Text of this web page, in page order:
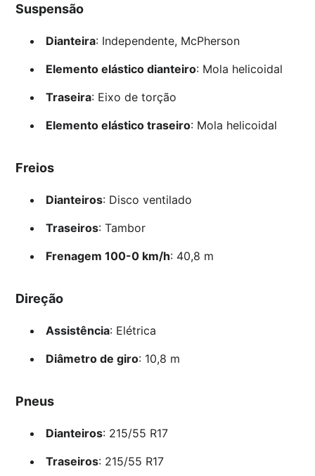
Suspensão
Dianteira: Independente, McPherson
Elemento elástico dianteiro: Mola helicoidal
Traseira: Eixo de torção
Elemento elástico traseiro: Mola helicoidal
Freios
Dianteiros: Disco ventilado
Traseiros: Tambor
Frenagem 100-0 km/h: 40,8 m
Direção
Assistência: Elétrica
Diâmetro de giro: 10,8 m
Pneus
Dianteiros: 215/55 R17
Traseiros: 215/55 R17